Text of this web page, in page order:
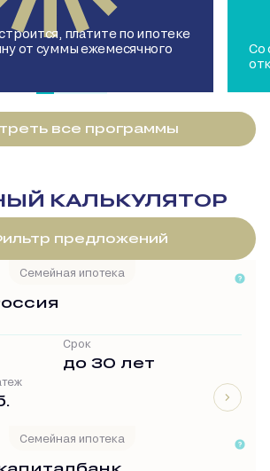
платите по ипотеке
от суммы ежемесячного
Со
все программы
КАЛЬКУЛЯТОР
предложений
Семейная ипотека
Срок
до 30 лет
Семейная ипотека